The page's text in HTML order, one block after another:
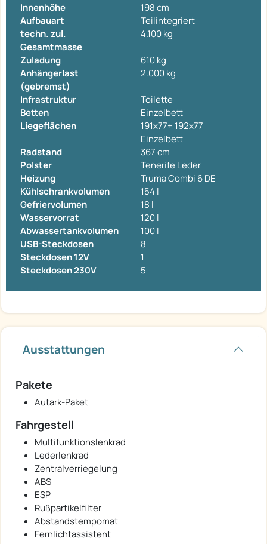
Innenhöhe
198 cm
Aufbauart
Teilintegriert
techn. zul.
Gesamtmasse
4.100 kg
Zuladung
610 kg
Anhängerlast
(gebremst)
2.000 kg
Infrastruktur
Toilette
Betten
Einzelbett
Liegeflächen
191x77+ 192x77
Einzelbett
Radstand
367 cm
Polster
Tenerife Leder
Heizung
Truma Combi 6 DE
Kühlschrankvolumen
154 l
Gefriervolumen
18 l
Wasservorrat
120 l
Abwassertankvolumen
100 l
USB-Steckdosen
8
Steckdosen 12V
1
Steckdosen 230V
5
Ausstattungen
Pakete
Autark-Paket
Fahrgestell
Multifunktionslenkrad
Lederlenkrad
Zentralverriegelung
ABS
ESP
Rußpartikelfilter
Abstandstempomat
Fernlichtassistent